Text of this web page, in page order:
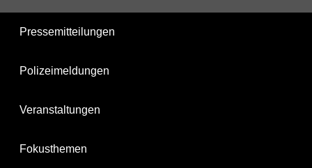
Pressemitteilungen
Polizeimeldungen
Veranstaltungen
Fokusthemen